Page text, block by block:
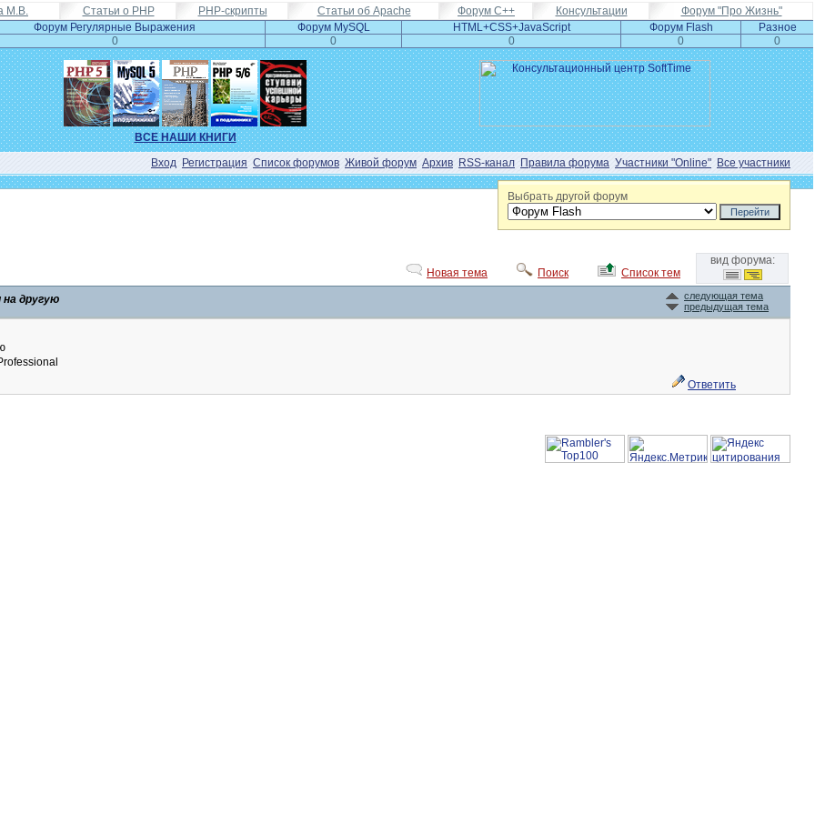
М.В. Статьи о PHP PHP-скрипты Статьи об Apache Форум С++ Консультации
Форум "Про Жизнь"
Форум Регулярные Выражения Форум MySQL HTML+CSS+JavaScript Форум Flash
Разное
0 0 0 0
0
ВСЕ НАШИ КНИГИ
Вход Регистрация Список форумов Живой форум Архив RSS-канал Правила форума Участники "Online" Все участники
Выбрать другой форум
Новая тема Поиск Список тем
вид форума:
на другую
следующая тема
предыдущая тема
Ответить